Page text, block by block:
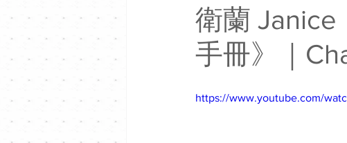
衛蘭 Janice
手冊》｜
https://www.youtube.com/